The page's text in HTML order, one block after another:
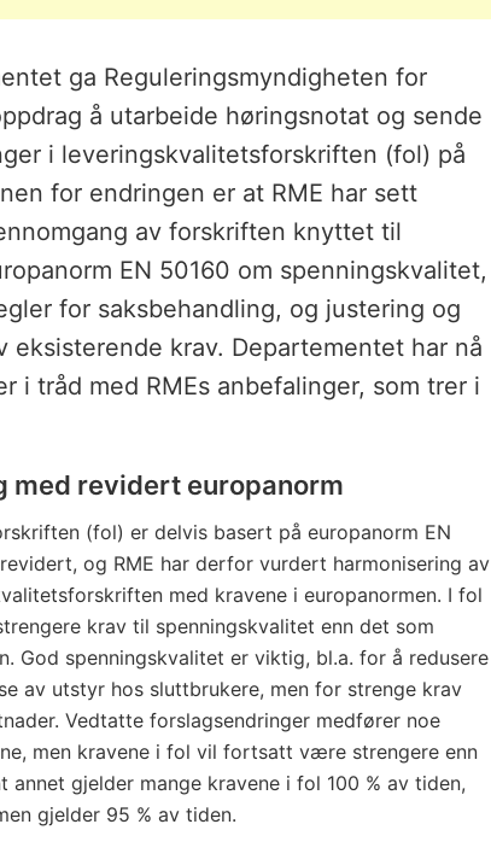
ga Reguleringsmyndigheten for
å utarbeide høringsnotat og sende
i leveringskvalitetsforskriften (fol) på
for endringen er at RME har sett
av forskriften knyttet til
EN 50160 om spenningskvalitet,
for saksbehandling, og justering og
eksisterende krav. Departementet har nå
i tråd med RMEs anbefalinger, som trer i
med revidert europanorm
(fol) er delvis basert på europanorm EN
og RME har derfor vurdert harmonisering av
med kravene i europanormen. I fol
krav til spenningskvalitet enn det som
God spenningskvalitet er viktig, bl.a. for å redusere
av utstyr hos sluttbrukere, men for strenge krav
Vedtatte forslagsendringer medfører noe
men kravene i fol vil fortsatt være strengere enn
annet gjelder mange kravene i fol 100 % av tiden,
gjelder 95 % av tiden.